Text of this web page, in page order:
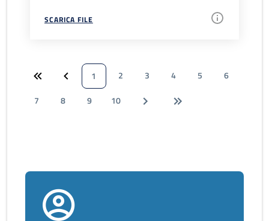
SCARICA FILE
1 2 3 4 5
6
7
8 9 10